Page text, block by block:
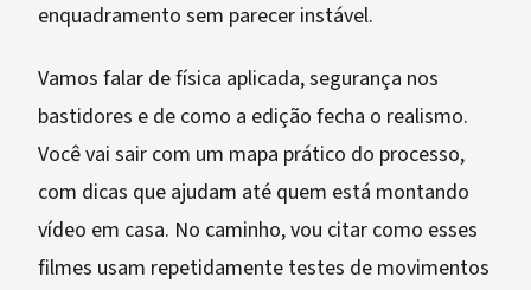
enquadramento sem parecer instável.
Vamos falar de física aplicada, segurança nos
bastidores e de como a edição fecha o realismo.
Você vai sair com um mapa prático do processo,
com dicas que ajudam até quem está montando
vídeo em casa. No caminho, vou citar como esses
filmes usam repetidamente testes de movimentos